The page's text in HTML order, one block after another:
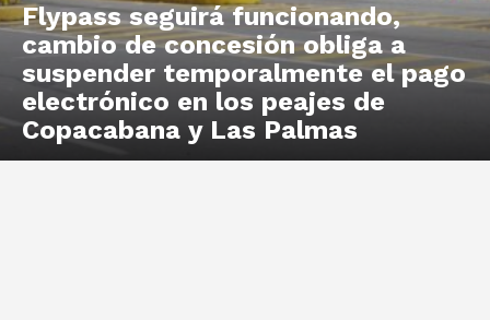
Flypass seguirá funcionando,
cambio de concesión obliga a
suspender temporalmente el pago
electrónico en los peajes de
Copacabana y Las Palmas